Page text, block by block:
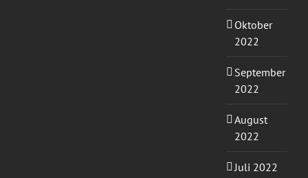
Oktober
2022
September
2022
August
2022
Juli 2022